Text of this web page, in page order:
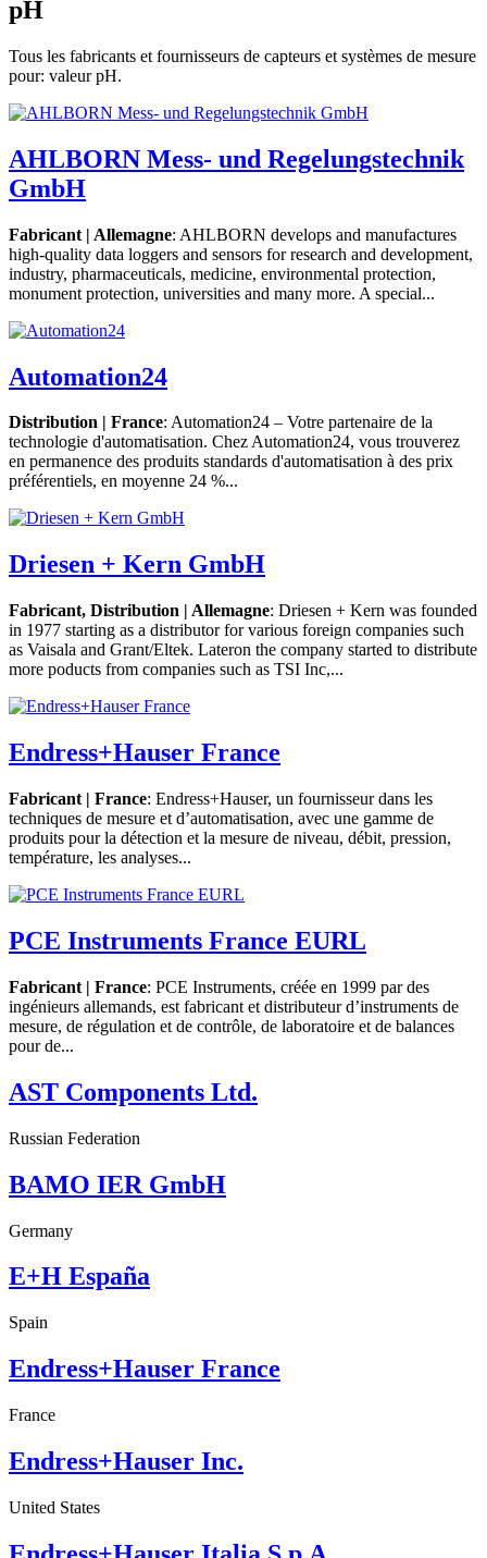
pH
Tous les fabricants et fournisseurs de capteurs et systèmes de mesure
pour: valeur pH.
AHLBORN Mess- und Regelungstechnik
GmbH
Fabricant | Allemagne: AHLBORN develops and manufactures
high-quality data loggers and sensors for research and development,
industry, pharmaceuticals, medicine, environmental protection,
monument protection, universities and many more. A special...
Automation24
Distribution | France: Automation24 – Votre partenaire de la
technologie d'automatisation. Chez Automation24, vous trouverez
en permanence des produits standards d'automatisation à des prix
préférentiels, en moyenne 24 %...
Driesen + Kern GmbH
Fabricant, Distribution | Allemagne: Driesen + Kern was founded
in 1977 starting as a distributor for various foreign companies such
as Vaisala and Grant/Eltek. Lateron the company started to distribute
more poducts from companies such as TSI Inc,...
Endress+Hauser France
Fabricant | France: Endress+Hauser, un fournisseur dans les
techniques de mesure et d’automatisation, avec une gamme de
produits pour la détection et la mesure de niveau, débit, pression,
température, les analyses...
PCE Instruments France EURL
Fabricant | France: PCE Instruments, créée en 1999 par des
ingénieurs allemands, est fabricant et distributeur d’instruments de
mesure, de régulation et de contrôle, de laboratoire et de balances
pour de...
AST Components Ltd.
Russian Federation
BAMO IER GmbH
Germany
E+H España
Spain
Endress+Hauser France
France
Endress+Hauser Inc.
United States